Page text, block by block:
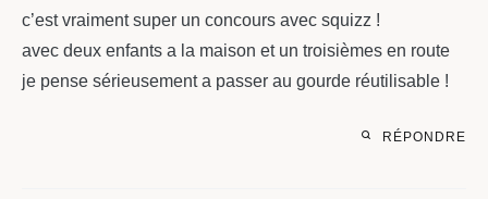
c’est vraiment super un concours avec squizz !
avec deux enfants a la maison et un troisièmes en route
je pense sérieusement a passer au gourde réutilisable !
RÉPONDRE